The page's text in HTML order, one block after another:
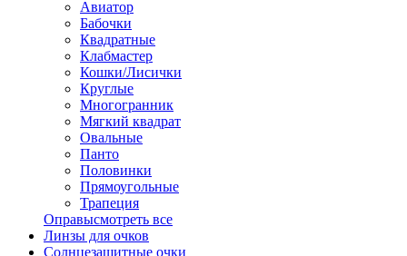
Авиатор
Бабочки
Квадратные
Клабмастер
Кошки/Лисички
Круглые
Многогранник
Мягкий квадрат
Овальные
Панто
Половинки
Прямоугольные
Трапеция
Оправысмотреть все
Линзы для очков
Солнцезащитные очки